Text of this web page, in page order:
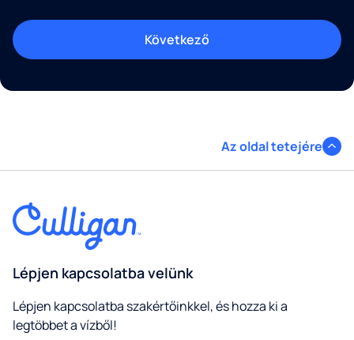
Következő
Az oldal tetejére
Lépjen kapcsolatba velünk
Lépjen kapcsolatba szakértőinkkel, és hozza ki a
legtöbbet a vízből!